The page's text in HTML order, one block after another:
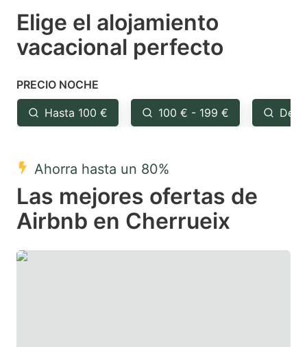
select
a
Press
the
question
key
to
get
keyboard
select
a
the
question
to
get
the
keyboard
Elige el alojamiento
vacacional perfecto
PRECIO NOCHE
Hasta 100 € 100 € - 199 €
Ahorra hasta un 80%
Las mejores ofertas de
Airbnb en Cherrueix